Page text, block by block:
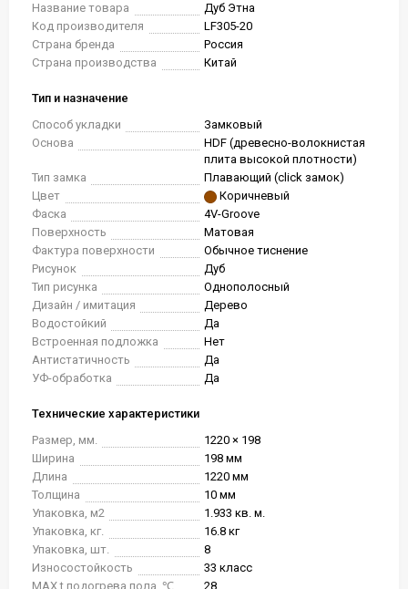
Название товара
Дуб Этна
Код производителя
LF305-20
Страна бренда
Россия
Страна производства
Китай
Тип и назначение
Способ укладки
Замковый
Основа
HDF (древесно-волокнистая
плита высокой плотности)
Тип замка
Плавающий (click замок)
Цвет
Коричневый
Фаска
4V-Groove
Поверхность
Матовая
Фактура поверхности
Обычное тиснение
Рисунок
Дуб
Тип рисунка
Однополосный
Дизайн / имитация
Дерево
Водостойкий
Да
Встроенная подложка
Нет
Антистатичность
Да
УФ-обработка
Да
Технические характеристики
Размер, мм.
1220 × 198
Ширина
198 мм
Длина
1220 мм
Толщина
10 мм
Упаковка, м2
1.933 кв. м.
Упаковка, кг.
16.8 кг
Упаковка, шт.
8
Износостойкость
33 класс
MAX t подогрева пола, ℃
28